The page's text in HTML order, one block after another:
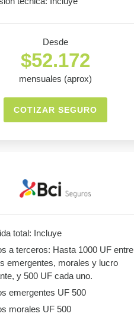
Desde
$52.172
mensuales (aprox)
COTIZAR SEGURO
total: Incluye
a terceros: Hasta 1000 UF entre
emergentes, morales y lucro
y 500 UF cada uno.
emergentes UF 500
morales UF 500